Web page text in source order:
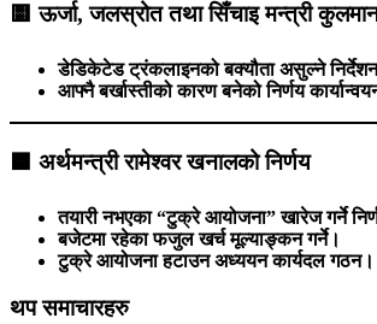
🟨ऊर्जा, जलस्रोत तथा सिँचाइ मन्त्री
डेडिकेटेड ट्रंकलाइनको बक्यौता असुल्ने
आफ्नै बर्खास्तीको कारण बनेको निर्णय
अर्थमन्त्री रामेश्वर खनालको निर्णय
तयारी नभएका “टुक्रे आयोजना” खारेज गर्ने
बजेटमा रहेका फजुल खर्च मूल्याङ्कन गर्ने।
टुक्रे आयोजना हटाउन अध्ययन कार्यदल गठन।
थप समाचारहरु